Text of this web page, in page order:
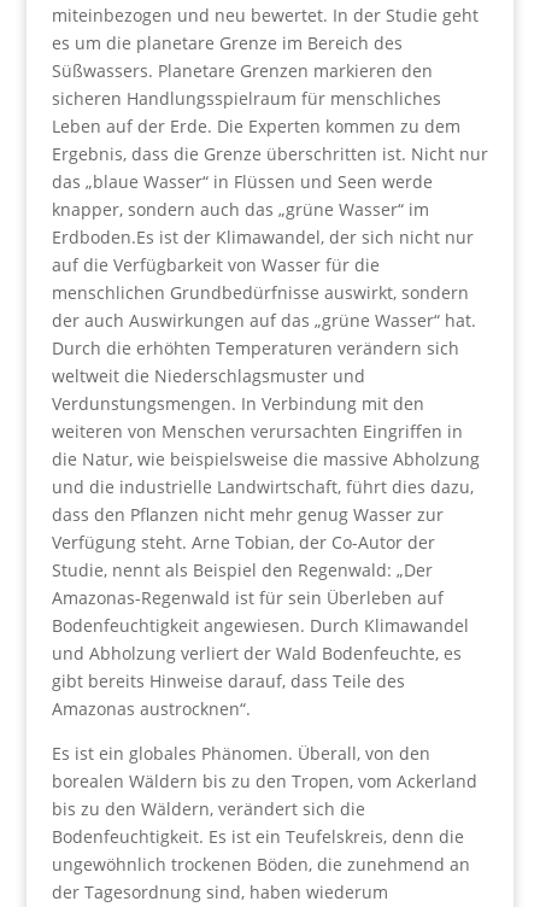
miteinbezogen und neu bewertet. In der Studie geht
es um die planetare Grenze im Bereich des
Süßwassers. Planetare Grenzen markieren den
sicheren Handlungsspielraum für menschliches
Leben auf der Erde. Die Experten kommen zu dem
Ergebnis, dass die Grenze überschritten ist. Nicht nur
das „blaue Wasser“ in Flüssen und Seen werde
knapper, sondern auch das „grüne Wasser“ im
Erdboden.Es ist der Klimawandel, der sich nicht nur
auf die Verfügbarkeit von Wasser für die
menschlichen Grundbedürfnisse auswirkt, sondern
der auch Auswirkungen auf das „grüne Wasser“ hat.
Durch die erhöhten Temperaturen verändern sich
weltweit die Niederschlagsmuster und
Verdunstungsmengen. In Verbindung mit den
weiteren von Menschen verursachten Eingriffen in
die Natur, wie beispielsweise die massive Abholzung
und die industrielle Landwirtschaft, führt dies dazu,
dass den Pflanzen nicht mehr genug Wasser zur
Verfügung steht. Arne Tobian, der Co-Autor der
Studie, nennt als Beispiel den Regenwald: „Der
Amazonas-Regenwald ist für sein Überleben auf
Bodenfeuchtigkeit angewiesen. Durch Klimawandel
und Abholzung verliert der Wald Bodenfeuchte, es
gibt bereits Hinweise darauf, dass Teile des
Amazonas austrocknen“.
Es ist ein globales Phänomen. Überall, von den
borealen Wäldern bis zu den Tropen, vom Ackerland
bis zu den Wäldern, verändert sich die
Bodenfeuchtigkeit. Es ist ein Teufelskreis, denn die
ungewöhnlich trockenen Böden, die zunehmend an
der Tagesordnung sind, haben wiederum